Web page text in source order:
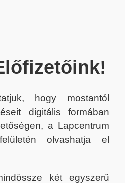
hogy mostantól
digitális formában
a Lapcentrum
olvashatja el
két egyszerű